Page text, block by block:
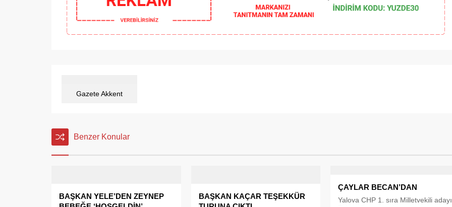
Gazete Akkent
Benzer Konular
BAŞKAN YELE’DEN ZEYNEP
BAŞKAN KAÇAR TEŞEKKÜR
ÇAYLAR BECAN’DAN
Yalova CHP 1. sıra Milletvekili adayı